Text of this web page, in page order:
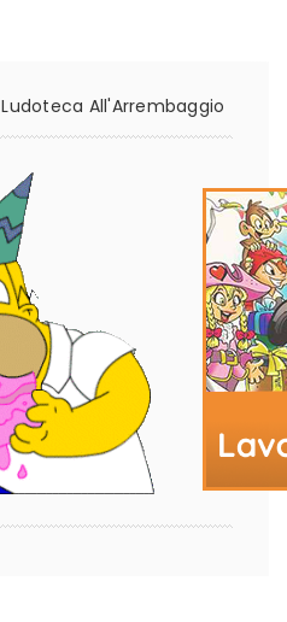
Ludoteca All'Arrembaggio